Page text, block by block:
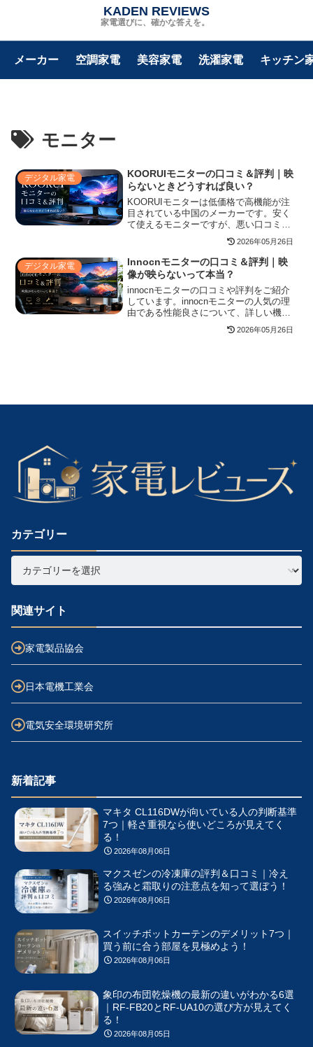
家電選びに、確かな答えを。
KADEN REVIEWS
メーカー 空調家電 美容家電 洗濯家電 キッチン
モニター
デジタル家電
KOORUIモニターの口コミ＆評判｜映
らないときどうすれば良い？
KOORUIモニターは低価格で高機能が注
目されている中国のメーカーです。安く
て使えるモニターですが、悪い口コミや
評判がないのか？映らない場合の対処法
などの点を詳しく解説していますので、
購入前に不安を解消した人はぜひ本記事
を参考にしてください。
2026年05月26日
デジタル家電
Innocnモニターの口コミ＆評判｜映
像が映らないって本当？
innocnモニターの口コミや評判をご紹介
しています。innocnモニターの人気の理
由である性能良さについて、詳しい機能
や効果を解説しています。また、サポー
ト対応や事前に知っておきたいQ＆Aも掲
2026年05月26日
カテゴリー
関連サイト
家電製品協会
日本電機工業会
電気安全環境研究所
新着記事
マキタ CL116DWが向いている人の判断基準
7つ｜軽さ重視なら使いどころが見えてく
る！
2026年08月06日
マクスゼンの冷凍庫の評判＆口コミ｜冷え
る強みと霜取りの注意点を知って選ぼう！
2026年08月06日
スイッチボットカーテンのデメリット7つ｜
買う前に合う部屋を見極めよう！
2026年08月06日
象印の布団乾燥機の最新の違いがわかる6選
｜RF-FB20とRF-UA10の選び方が見えてく
る！
2026年08月05日